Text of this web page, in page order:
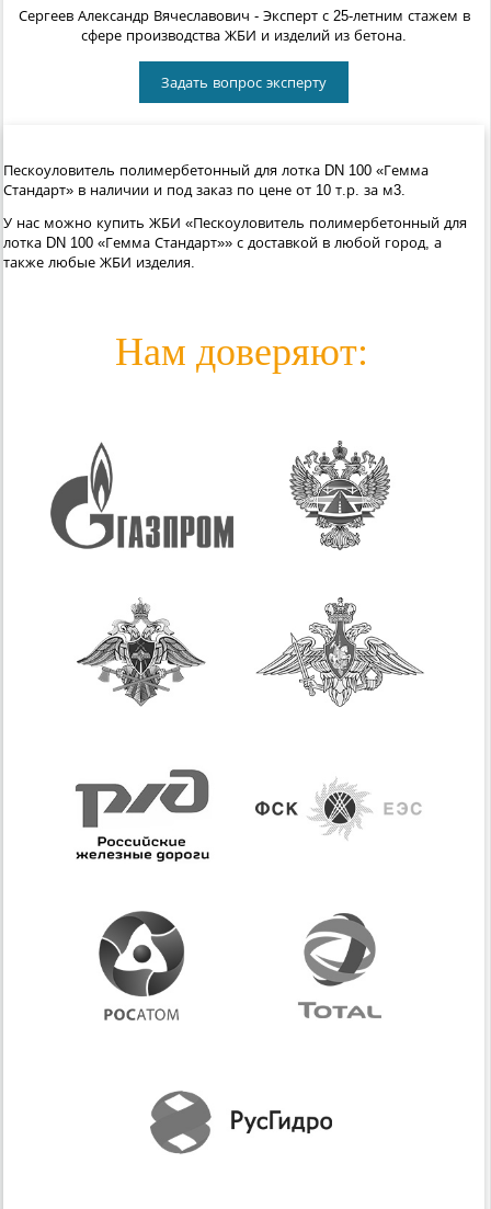
Сергеев Александр Вячеславович - Эксперт с 25-летним стажем в
сфере производства ЖБИ и изделий из бетона.
Задать вопрос эксперту
Пескоуловитель полимербетонный для лотка DN 100 «Гемма
Стандарт» в наличии и под заказ по цене от 10 т.р. за м3.
У нас можно купить ЖБИ «Пескоуловитель полимербетонный для
лотка DN 100 «Гемма Стандарт»» с доставкой в любой город, а
также любые ЖБИ изделия.
Нам доверяют: